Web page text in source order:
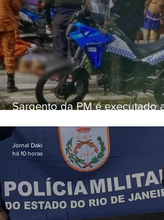
Sargento da PM é executado a
em Vaz Lobo
Jornal Daki
há 10 horas